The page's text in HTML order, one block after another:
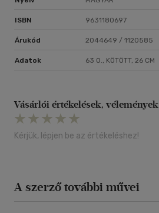
ISBN 9631180697
Árukód 2044649 / 1120585
Adatok 63 O., KÖTÖTT, 26 CM
Vásárlói értékelések, vélemények
Kérjük, lépjen be az értékeléshez!
A szerző további művei